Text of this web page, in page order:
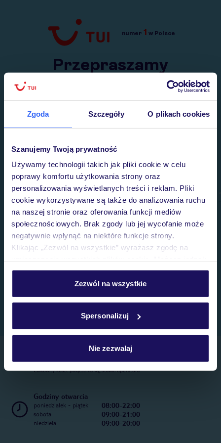
Zgoda Szczegóły O plikach cookies
Szanujemy Twoją prywatność
Używamy technologii takich jak pliki cookie w celu
poprawy komfortu użytkowania strony oraz
personalizowania wyświetlanych treści i reklam. Pliki
cookie wykorzystywane są także do analizowania ruchu
na naszej stronie oraz oferowania funkcji mediów
społecznościowych. Brak zgody lub jej wycofanie może
negatywnie wpłynąć na niektóre funkcje strony.
Klikając „Zezwól na wszystkie” wyrażasz zgodę na
personalizować swój wybór wchodząc w zakładkę
Szczegółowe informacje o plikach cookie znajdziesz
Zezwól na wszystkie
Spersonalizuj
Nie zezwalaj
Przejdź do TUI.pl
numer 1 w Polsce
Przepraszamy
Wysłaliśmy nasz serwis na krótkie wakacje.
Telefoniczne Centrum Rezerwacji
22 270 31 20
Całkowity koszt połączenia wg stawki operatora
Godziny otwarcia
poniedziałek - piątek 08:00-22:00
sobota 09:00-21:00
niedziela 09:00-20:00